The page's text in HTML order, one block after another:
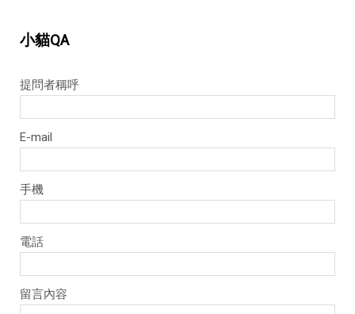
提問者稱呼
E-mail
手機
電話
留言內容